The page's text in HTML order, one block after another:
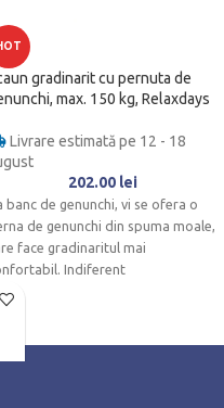
gradinarit cu pernuta de
max. 150 kg, Relaxdays
Livrare estimată pe 12 - 18
202.00 lei
banc de genunchi, vi se ofera o
de genunchi din spuma moale,
face gradinaritul mai
Indiferent